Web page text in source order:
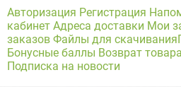
Авторизация Регистрация
кабинет Адреса доставки Мои
заказов Файлы для скачивания
Бонусные баллы Возврат товара
Подписка на новости